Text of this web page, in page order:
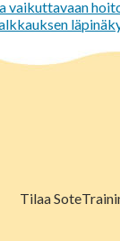
vaikuttavaan
Tilaa